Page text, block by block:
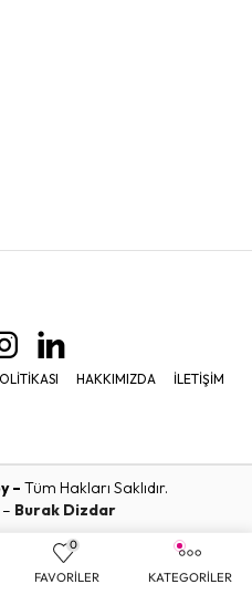
0
FAVORİLER KATEGORİLER
HAKKIMIZDA İLETIŞIM
– Tüm Hakları Saklıdır.
Burak Dizdar